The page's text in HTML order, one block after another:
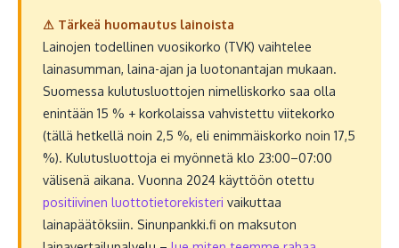
⚠ Tärkeä huomautus lainoista
Lainojen todellinen vuosikorko (TVK) vaihtelee
lainasumman, laina-ajan ja luotonantajan mukaan.
Suomessa kulutusluottojen nimelliskorko saa olla
enintään 15 % + korkolaissa vahvistettu viitekorko
(tällä hetkellä noin 2,5 %, eli enimmäiskorko noin 17,5
%). Kulutusluottoja ei myönnetä klo 23:00–07:00
välisenä aikana. Vuonna 2024 käyttöön otettu
positiivinen luottotietorekisteri vaikuttaa
lainapäätöksiin. Sinunpankki.fi on maksuton